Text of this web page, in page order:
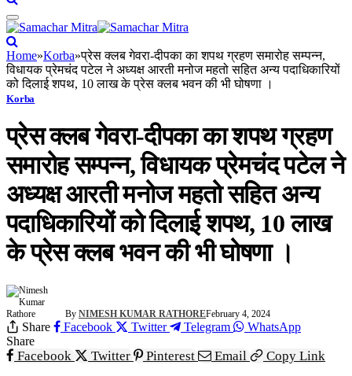
Home»Korba»प्रेस क्लब गेवरा-दीपका का शपथ ग्रहण समारोह सम्पन्न,
विधायक प्रेमचंद पटेल ने अध्यक्ष आरती मनोज महतो सहित अन्य पदाधिकारियों
को दिलाई शपथ, 10 लाख के प्रेस क्लब भवन की भी घोषणा ।
Korba
प्रेस क्लब गेवरा-दीपका का शपथ ग्रहण
समारोह सम्पन्न, विधायक प्रेमचंद पटेल ने
अध्यक्ष आरती मनोज महतो सहित अन्य
पदाधिकारियों को दिलाई शपथ, 10 लाख
के प्रेस क्लब भवन की भी घोषणा ।
By NIMESH KUMAR RATHOREFebruary 4, 2024
Share Facebook Twitter Telegram
WhatsApp
Share
Facebook Twitter Pinterest Email
Copy Link